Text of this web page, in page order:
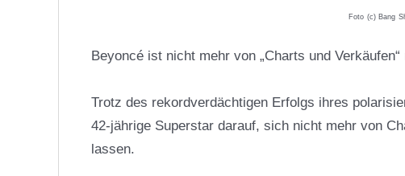
Foto (c) Bang
Beyoncé ist nicht mehr von „Charts und
Trotz des rekordverdächtigen Erfolgs ihres
42-jährige Superstar darauf, sich nicht mehr von
lassen.